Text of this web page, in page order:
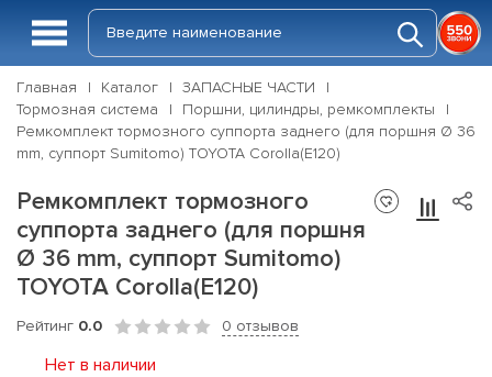
Главная Каталог
ЗАПАСНЫЕ ЧАСТИ
Тормозная система
Поршни, цилиндры, ремкомплекты
Ремкомплект тормозного суппорта заднего (для поршня Ø 36
mm, суппорт Sumitomo) TOYOTA Corolla(E120)
Ремкомплект тормозного
суппорта заднего (для поршня
Ø 36 mm, суппорт Sumitomo)
TOYOTA Corolla(E120)
Рейтинг 0.0 0 отзывов
Нет в наличии